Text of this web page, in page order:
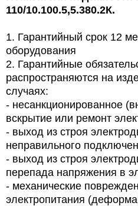
110/10.100.5,5.380.2К.
1. Гарантийный срок 12
оборудования
2. Гарантийные
распространяются на
случаях:
- несанкционированное
вскрытие или ремонт
- выход из строя
неправильного
- выход из строя
перепада напряжения в
- механические
электропитания